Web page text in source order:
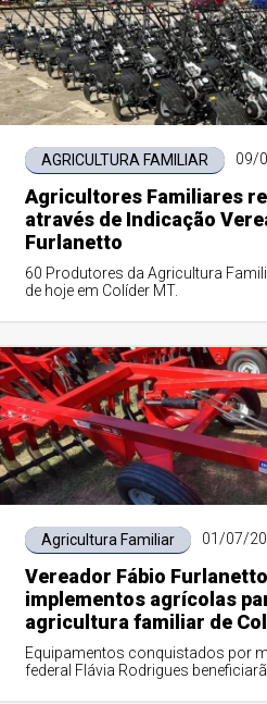
AGRICULTURA FAMILIAR 09/
Agricultores Familiares
através de Indicação
Furlanetto
60 Produtores da Agricultura
de hoje em Colíder MT.
Agricultura Familiar 01/07/
Vereador Fábio
implementos agrícolas
agricultura familiar de
Equipamentos conquistados por
federal Flávia Rodrigues